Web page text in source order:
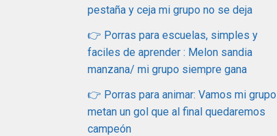
pestaña y ceja mi grupo no se deja
👉 Porras para escuelas, simples y
faciles de aprender : Melon sandia
manzana/ mi grupo siempre gana
👉 Porras para animar: Vamos mi grupo
metan un gol que al final quedaremos
campeón